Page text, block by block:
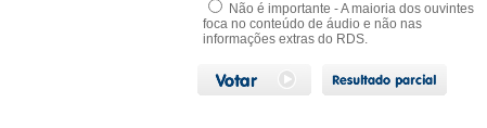
Não é importante - A maioria dos ouvintes
foca no conteúdo de áudio e não nas
informações extras do RDS.